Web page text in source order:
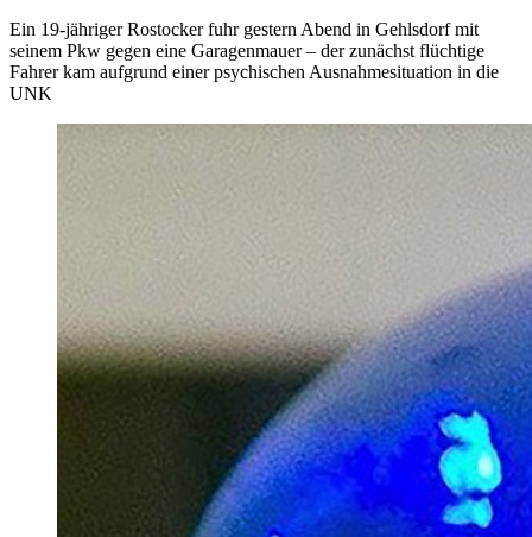
Ein 19-jähriger Rostocker fuhr gestern Abend in Gehlsdorf mit
seinem Pkw gegen eine Garagenmauer – der zunächst flüchtige
Fahrer kam aufgrund einer psychischen Ausnahmesituation in die
UNK